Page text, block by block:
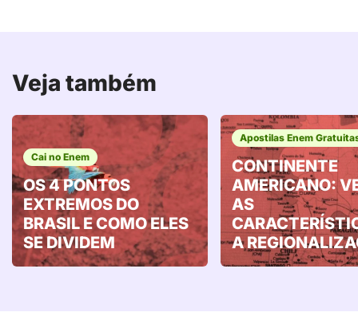
Veja também
Cai no Enem
OS 4 PONTOS
EXTREMOS DO
BRASIL E COMO ELES
SE DIVIDEM
Apostilas Enem
CONTINENTE
AMERICANO:
AS
A